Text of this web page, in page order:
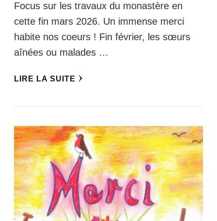
Focus sur les travaux du monastère en
cette fin mars 2026. Un immense merci
habite nos coeurs ! Fin février, les sœurs
aînées ou malades …
LIRE LA SUITE